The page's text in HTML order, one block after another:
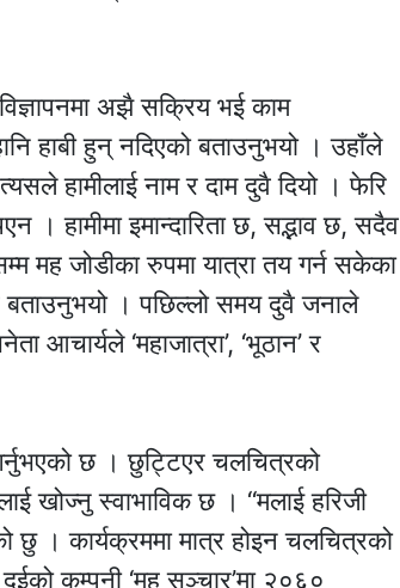
अझै सक्रिय भई काम
हाबी हुन् नदिएको बताउनुभयो । उहाँले
हामीलाई नाम र दाम दुवै दियो । फेरि
। हामीमा इमान्दारिता छ, सद्भाव छ, सदैव
मह जोडीका रुपमा यात्रा तय गर्न सकेका
। पछिल्लो समय दुवै जनाले
आचार्यले ‘महाजात्रा’, ‘भूठान’ र
छ । छुट्टिएर चलचित्रको
खोज्नु स्वाभाविक छ । “मलाई हरिजी
। कार्यक्रममा मात्र होइन चलचित्रको
कम्पनी ‘मह सञ्चार’मा २०६०